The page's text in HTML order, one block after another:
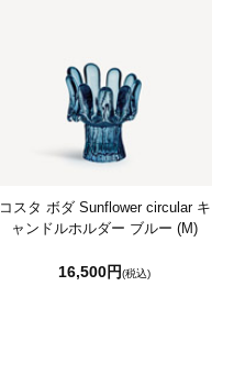
コスタ ボダ Sunflower circular キ
ャンドルホルダー ブルー (M)
16,500円(税込)